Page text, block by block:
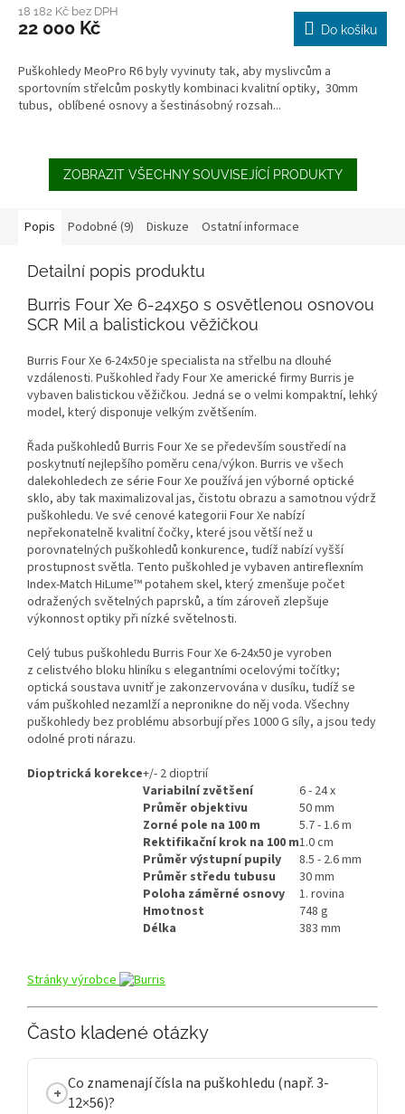
18 182 Kč bez DPH
22 000 Kč Do košíku
Puškohledy MeoPro R6 byly vyvinuty tak, aby myslivcům a
sportovním střelcům poskytly kombinaci kvalitní optiky, 30mm
tubus, oblíbené osnovy a šestinásobný rozsah...
ZOBRAZIT VŠECHNY SOUVISEJÍCÍ PRODUKTY
Popis Podobné (9) Diskuze Ostatní informace
Detailní popis produktu
Burris Four Xe 6-24x50 s osvětlenou osnovou
SCR Mil a balistickou věžičkou
Burris Four Xe 6-24x50 je specialista na střelbu na dlouhé
vzdálenosti. Puškohled řady Four Xe americké firmy Burris je
vybaven balistickou věžičkou. Jedná se o velmi kompaktní, lehký
model, který disponuje velkým zvětšením.
Řada puškohledů Burris Four Xe se především soustředí na
poskytnutí nejlepšího poměru cena/výkon. Burris ve všech
dalekohledech ze série Four Xe používá jen výborné optické
sklo, aby tak maximalizoval jas, čistotu obrazu a samotnou výdrž
puškohledu. Ve své cenové kategorii Four Xe nabízí
nepřekonatelně kvalitní čočky, které jsou větší než u
porovnatelných puškohledů konkurence, tudíž nabízí vyšší
prostupnost světla. Tento puškohled je vybaven antireflexním
Index-Match HiLume™ potahem skel, který zmenšuje počet
odražených světelných paprsků, a tím zároveň zlepšuje
výkonnost optiky při nízké světelnosti.
Celý tubus puškohledu Burris Four Xe 6-24x50 je vyroben
z celistvého bloku hliníku s elegantními ocelovými točítky;
optická soustava uvnitř je zakonzervována v dusíku, tudíž se
vám puškohled nezamlží a nepronikne do něj voda. Všechny
puškohledy bez problému absorbují přes 1000 G síly, a jsou tedy
odolné proti nárazu.
Dioptrická korekce+/- 2 dioptrií
Variabilní zvětšení
6 - 24 x
Průměr objektivu
50 mm
Zorné pole na 100 m
5.7 - 1.6 m
Rektifikační krok na 100 m1.0 cm
Průměr výstupní pupily
8.5 - 2.6 mm
Průměr středu tubusu
30 mm
Poloha záměrné osnovy
1. rovina
Hmotnost
748 g
Délka
383 mm
Stránky výrobce
Často kladené otázky
Co znamenají čísla na puškohledu (např. 3-
12×56)?